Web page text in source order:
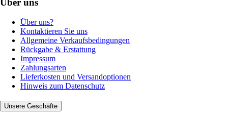
Über uns
Über uns?
Kontaktieren Sie uns
Allgemeine Verkaufsbedingungen
Rückgabe & Erstattung
Impressum
Zahlungsarten
Lieferkosten und Versandoptionen
Hinweis zum Datenschutz
Unsere Geschäfte